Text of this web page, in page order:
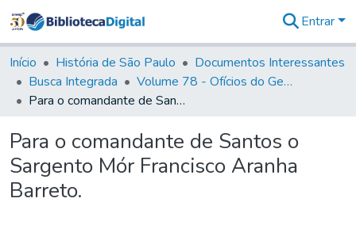
&
Coleções
Tudo na
Biblioteca
Estatísticas
Entrar
Início História de São Paulo
Documentos Interessantes
Busca Integrada
Volume 78 - Ofícios do General Martim Lopes Lobo de Saldanha (1777)
Para o comandante de Santos o Sargento Mór Francisco Aranha Barreto.
Para o comandante de Santos o
Sargento Mór Francisco Aranha
Barreto.